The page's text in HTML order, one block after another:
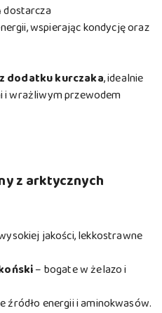
dostarcza
wspierając kondycję oraz
dodatku kurczaka, idealnie
i wrażliwym przewodem
z arktycznych
jakości, lekkostrawne
– bogate w żelazo i
źródło energii i aminokwasów.